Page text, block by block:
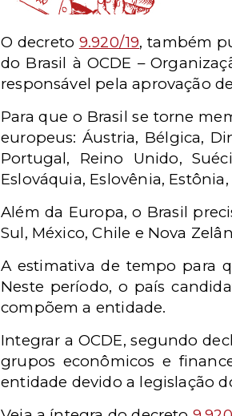
O decreto 9.920/19, também
do Brasil à OCDE –
responsável pela aprovação
Para que o Brasil se torne
europeus: Áustria, Bélgica,
Portugal, Reino Unido,
Eslováquia, Eslovênia,
Além da Europa, o Brasil
Sul, México, Chile e Nova
A estimativa de tempo para
Neste período, o país
compõem a entidade.
Integrar a OCDE, segundo
grupos econômicos e
entidade devido a legislação